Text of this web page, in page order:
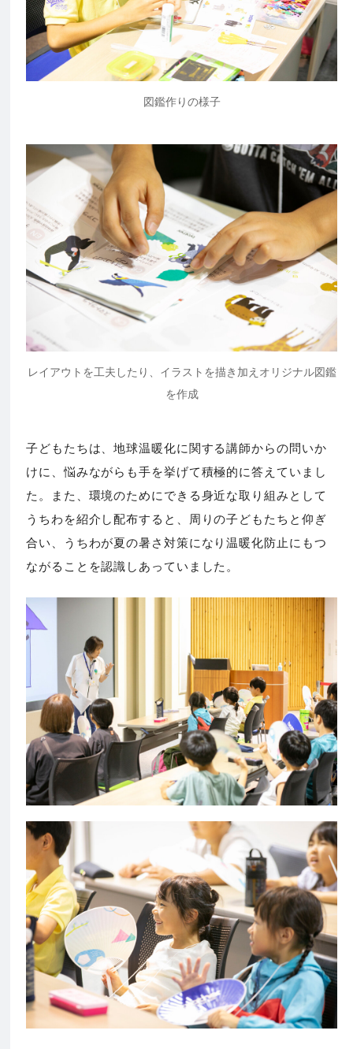
図鑑作りの様子
レイアウトを工夫したり、イラストを描き加えオリジナル図鑑
を作成
子どもたちは、地球温暖化に関する講師からの問いか
けに、悩みながらも手を挙げて積極的に答えていまし
た。また、環境のためにできる身近な取り組みとして
うちわを紹介し配布すると、周りの子どもたちと仰ぎ
合い、うちわが夏の暑さ対策になり温暖化防止にもつ
ながることを認識しあっていました。